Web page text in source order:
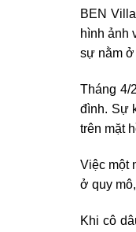
BEN
hình ảnh
sự nằm ở
Tháng 4/
đình. Sự
trên mặt
Việc một
ở quy
Khi cô